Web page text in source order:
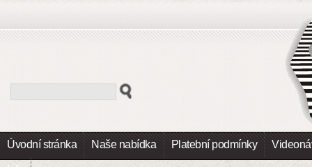
Úvodní stránka Naše nabídka Platební podmínky